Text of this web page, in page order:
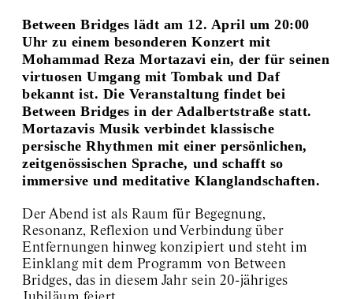
Exhibition Space Archive
About / Contact
Between Bridges lädt am 12. April um 20:00
Uhr zu einem besonderen Konzert mit
Mohammad Reza Mortazavi ein, der für seinen
virtuosen Umgang mit Tombak und Daf
bekannt ist. Die Veranstaltung findet bei
Between Bridges in der Adalbertstraße statt.
Mortazavis Musik verbindet klassische
persische Rhythmen mit einer persönlichen,
zeitgenössischen Sprache, und schafft so
immersive und meditative Klanglandschaften.
Der Abend ist als Raum für Begegnung,
Resonanz, Reflexion und Verbindung über
Entfernungen hinweg konzipiert und steht im
Einklang mit dem Programm von Between
Bridges, das in diesem Jahr sein 20-jähriges